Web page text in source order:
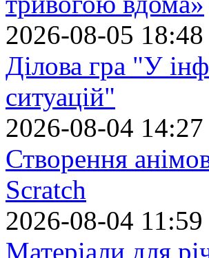
2026-08-05 18:48
Ділова гра "У
ситуацій"
2026-08-04 14:27
Створення
Scratch
2026-08-04 11:59
Матеріали для